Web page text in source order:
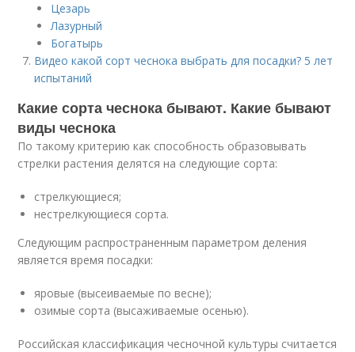
Цезарь
Лазурный
Богатырь
Видео какой сорт чеснока выбрать для посадки? 5 лет
испытаний
Какие сорта чеснока бывают. Какие бывают
виды чеснока
По такому критерию как способность образовывать
стрелки растения делятся на следующие сорта:
стрелкующиеся;
нестрелкующиеся сорта.
Следующим распространенным параметром деления
является время посадки:
яровые (высеиваемые по весне);
озимые сорта (высаживаемые осенью).
Российская классификация чесночной культуры считается